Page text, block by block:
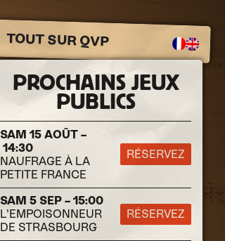
TOUT SUR QVP
PROCHAINS JEUX
PUBLICS
SAM 15 AOÛT –
14:30
NAUFRAGE À LA
PETITE FRANCE
RÉSERVEZ
SAM 5 SEP – 15:00
L’EMPOISONNEUR
DE STRASBOURG
RÉSERVEZ